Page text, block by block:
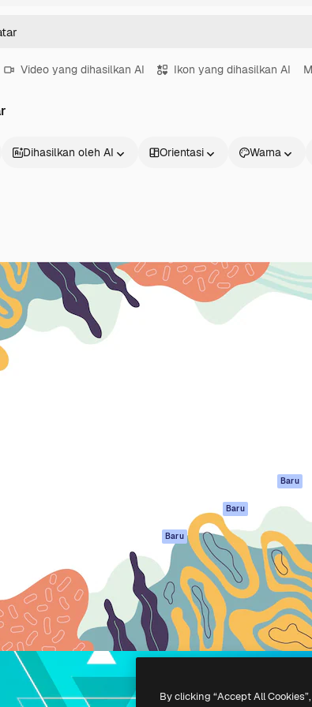
Video yang dihasilkan AI Ikon yang dihasilkan AI
Dihasilkan oleh AI Orientasi Warna
mengarahkan karya
perusahaan, agensi,
Claude/ChatGPT
Baru
Baru
API
Aplikasi seluler
Semua alat
Magnific
Baru
Pusat
Afiliasi
Enterprise
2026Freepik Company S.L.U. Hak cipta dilindungi undang-undang.
By clicking “Accept All